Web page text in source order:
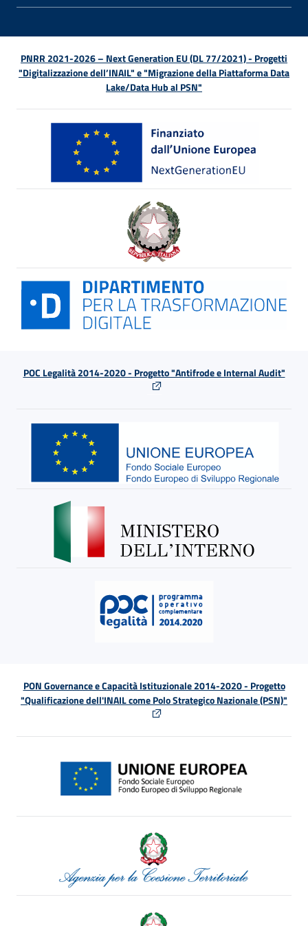
PNRR 2021-2026 – Next Generation EU (DL 77/2021) - Progetti
"Digitalizzazione dell’INAIL" e "Migrazione della Piattaforma Data
Lake/Data Hub al PSN"
POC Legalità 2014-2020 - Progetto "Antifrode e Internal Audit"
PON Governance e Capacità Istituzionale 2014-2020 - Progetto
"Qualificazione dell'INAIL come Polo Strategico Nazionale (PSN)"